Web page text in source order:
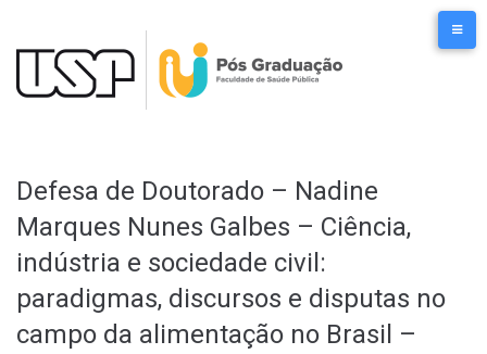
conteúdo
Defesa de Doutorado – Nadine
Marques Nunes Galbes – Ciência,
indústria e sociedade civil:
paradigmas, discursos e disputas no
campo da alimentação no Brasil –